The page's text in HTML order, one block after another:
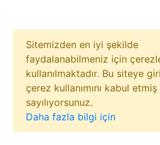
Sitemizden en iyi şekilde
faydalanabilmeniz için
kullanılmaktadır. Bu siteye
çerez kullanımını kabul etmiş
sayılıyorsunuz.
Daha fazla bilgi için